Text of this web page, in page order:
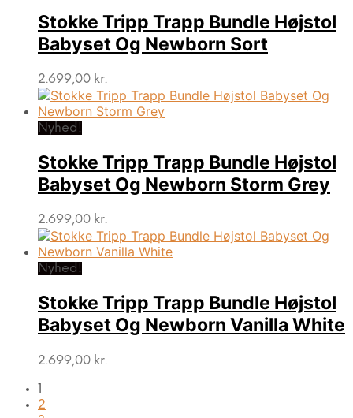
Stokke Tripp Trapp Bundle Højstol
Babyset Og Newborn Sort
2.699,00 kr.
Nyhed!
Stokke Tripp Trapp Bundle Højstol
Babyset Og Newborn Storm Grey
2.699,00 kr.
Nyhed!
Stokke Tripp Trapp Bundle Højstol
Babyset Og Newborn Vanilla White
2.699,00 kr.
1
2